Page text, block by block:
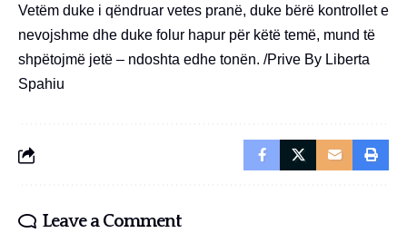
Vetëm duke i qëndruar vetes pranë, duke bërë kontrollet e
nevojshme dhe duke folur hapur për këtë temë, mund të
shpëtojmë jetë – ndoshta edhe tonën. /Prive By Liberta
Spahiu
Leave a Comment